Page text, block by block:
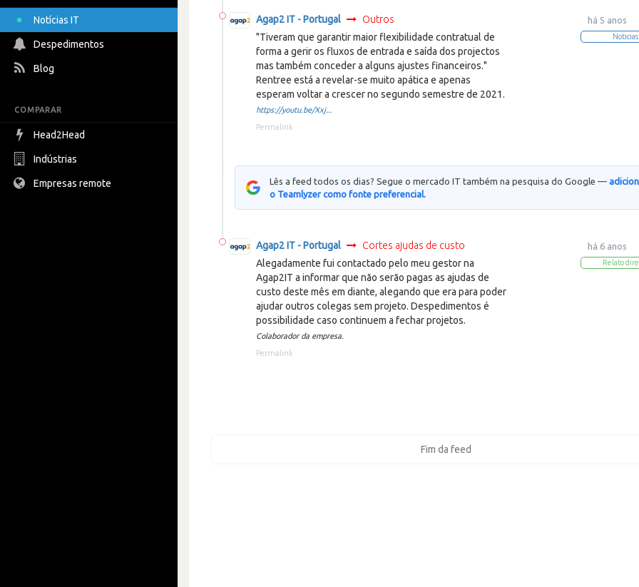
Notícias IT
Despedimentos
Blog
COMPARAR
Head2Head
Indústrias
Empresas remote
há 5 anos
Noticias
Agap2 IT - Portugal
Outros
"Tiveram que garantir maior flexibilidade contratual de
forma a gerir os fluxos de entrada e saída dos projectos
mas também conceder a alguns ajustes financeiros."
Rentree está a revelar-se muito apática e apenas
esperam voltar a crescer no segundo semestre de 2021.
https://youtu.be/Xxj...
Permalink
Lês a feed todos os dias? Segue o mercado IT também na pesquisa do Google —
o Teamlyzer como fonte preferencial.
há 6 anos
Relato
Agap2 IT - Portugal
Cortes ajudas de custo
Alegadamente fui contactado pelo meu gestor na
Agap2IT a informar que não serão pagas as ajudas de
custo deste mês em diante, alegando que era para poder
ajudar outros colegas sem projeto. Despedimentos é
possibilidade caso continuem a fechar projetos.
Colaborador da empresa.
Permalink
Fim da feed